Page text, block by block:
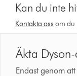
Kan du inte
Kontakta oss om du
Äkta
Endast genom